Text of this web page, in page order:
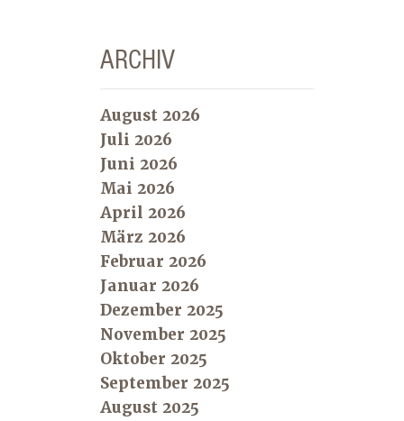
ARCHIV
August 2026
Juli 2026
Juni 2026
Mai 2026
April 2026
März 2026
Februar 2026
Januar 2026
Dezember 2025
November 2025
Oktober 2025
September 2025
August 2025